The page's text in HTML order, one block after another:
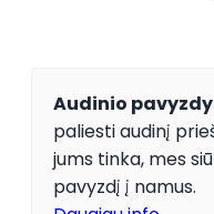
Audinio
paliesti audinį
jums tinka, mes
pavyzdį į namus.